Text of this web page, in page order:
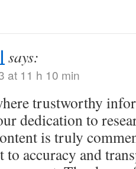
says:
at 11 h 10 min
trustworthy
dedication to
is truly
accuracy and